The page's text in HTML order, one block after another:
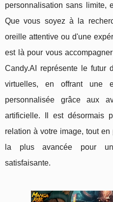
personnalisation sans limite,
Que vous soyez à la
oreille attentive ou d'une
est là pour vous
Candy.AI représente le futur
virtuelles, en offrant une
personnalisée grâce aux
artificielle. Il est désormais
relation à votre image, tout
la plus avancée pour
satisfaisante.